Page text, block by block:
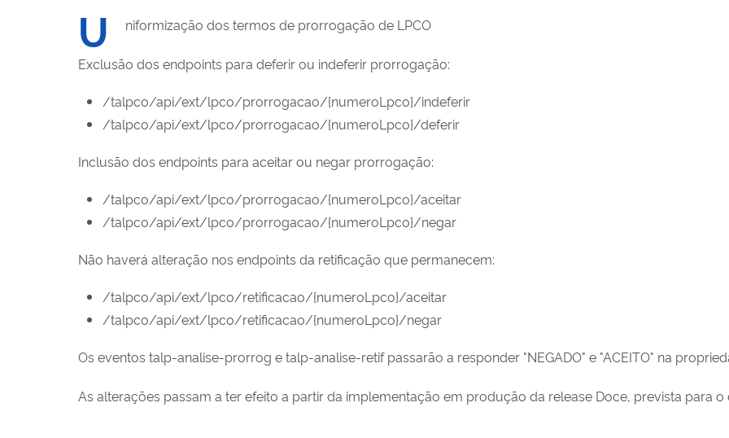
U niformização dos termos de prorrogação de LPCO
Exclusão dos endpoints para deferir ou indeferir prorrogação:
/talpco/api/ext/lpco/prorrogacao/{numeroLpco}/indeferir
/talpco/api/ext/lpco/prorrogacao/{numeroLpco}/deferir
Inclusão dos endpoints para aceitar ou negar prorrogação:
/talpco/api/ext/lpco/prorrogacao/{numeroLpco}/aceitar
/talpco/api/ext/lpco/prorrogacao/{numeroLpco}/negar
Não haverá alteração nos endpoints da retificação que permanecem:
/talpco/api/ext/lpco/retificacao/{numeroLpco}/aceitar
/talpco/api/ext/lpco/retificacao/{numeroLpco}/negar
Os eventos talp-analise-prorrog etalp-analise-retif passarão a responder "NEGADO" e "ACEITO" na
As alterações passam a ter efeito a partir da implementação em produção da release Doce, prevista para